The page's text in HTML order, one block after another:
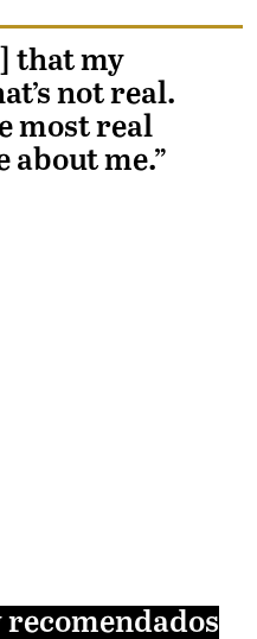
that my
not real.
most real
about me.”
recomendados